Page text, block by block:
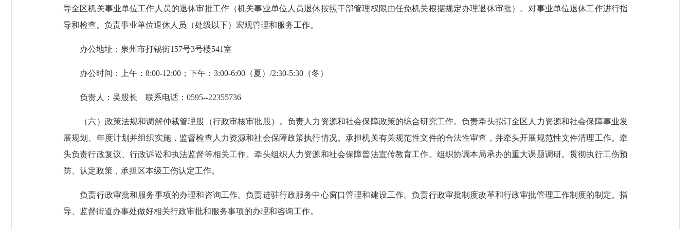
导全区机关事业单位工作人员的退休审批工作（机关事业单位人员退休按照干部管理权限由任免机关根据规定办理退休审批）。对事业单位退休工作进行指
导和检查。负责事业单位退休人员（处级以下）宏观管理和服务工作。
办公地址：泉州市打锡街157号3号楼541室
办公时间：上午：8:00-12:00；下午：3:00-6:00（夏）/2:30-5:30（冬）
负责人：吴股长 联系电话：0595--22355736
（六）政策法规和调解仲裁管理股（行政审核审批股）。负责人力资源和社会保障政策的综合研究工作。负责牵头拟订全区人力资源和社会保障事业发
展规划、年度计划并组织实施，监督检查人力资源和社会保障政策执行情况。承担机关有关规范性文件的合法性审查，并牵头开展规范性文件清理工作。牵
头负责行政复议、行政诉讼和执法监督等相关工作。牵头组织人力资源和社会保障普法宣传教育工作。组织协调本局承办的重大课题调研。贯彻执行工伤预
防、认定政策，承担区本级工伤认定工作。
负责行政审批和服务事项的办理和咨询工作。负责进驻行政服务中心窗口管理和建设工作。负责行政审批制度改革和行政审批管理工作制度的制定。指
导、监督街道办事处做好相关行政审批和服务事项的办理和咨询工作。